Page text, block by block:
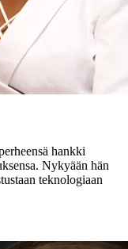
hankki
Nykyään hän
teknologiaan